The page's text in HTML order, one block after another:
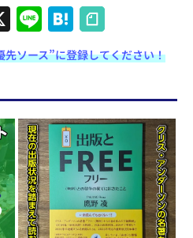
X Li
n
e
H
at
e
n
a
ソース”に登録してください！